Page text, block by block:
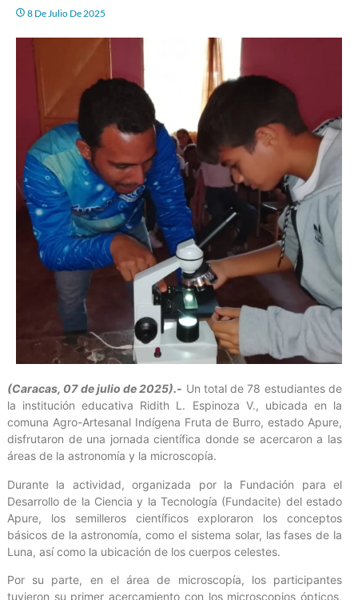
8 De Julio De 2025
(Caracas, 07 de julio de 2025).- Un total de 78 estudiantes de
la institución educativa Ridith L. Espinoza V., ubicada en la
comuna Agro-Artesanal Indígena Fruta de Burro, estado Apure,
disfrutaron de una jornada científica donde se acercaron a las
áreas de la astronomía y la microscopía.
Durante la actividad, organizada por la Fundación para el
Desarrollo de la Ciencia y la Tecnología (Fundacite) del estado
Apure, los semilleros científicos exploraron los conceptos
básicos de la astronomía, como el sistema solar, las fases de la
Luna, así como la ubicación de los cuerpos celestes.
Por su parte, en el área de microscopía, los participantes
tuvieron su primer acercamiento con los microscopios ópticos,